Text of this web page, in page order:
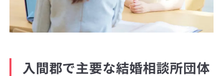
入間郡で主要な結婚相談所団体